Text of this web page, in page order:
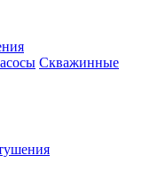
Скважинные